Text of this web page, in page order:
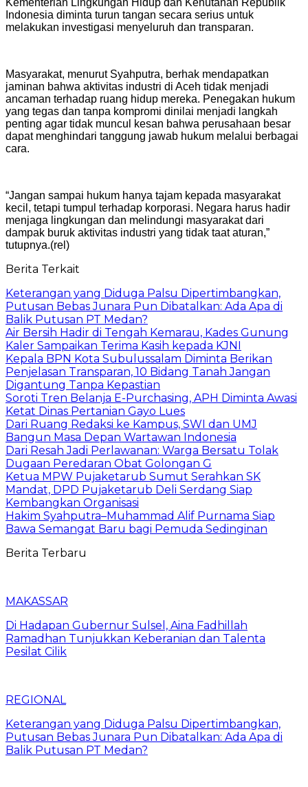
Indonesia diminta turun tangan secara serius untuk
melakukan investigasi menyeluruh dan transparan.
Masyarakat, menurut Syahputra, berhak mendapatkan
jaminan bahwa aktivitas industri di Aceh tidak menjadi
ancaman terhadap ruang hidup mereka. Penegakan hukum
yang tegas dan tanpa kompromi dinilai menjadi langkah
penting agar tidak muncul kesan bahwa perusahaan besar
dapat menghindari tanggung jawab hukum melalui berbagai
cara.
“Jangan sampai hukum hanya tajam kepada masyarakat
kecil, tetapi tumpul terhadap korporasi. Negara harus hadir
menjaga lingkungan dan melindungi masyarakat dari
dampak buruk aktivitas industri yang tidak taat aturan,”
tutupnya.(rel)
Berita Terkait
Keterangan yang Diduga Palsu Dipertimbangkan,
Putusan Bebas Junara Pun Dibatalkan: Ada Apa di
Balik Putusan PT Medan?
Air Bersih Hadir di Tengah Kemarau, Kades Gunung
Kaler Sampaikan Terima Kasih kepada KJNI
Kepala BPN Kota Subulussalam Diminta Berikan
Penjelasan Transparan, 10 Bidang Tanah Jangan
Digantung Tanpa Kepastian
Soroti Tren Belanja E-Purchasing, APH Diminta Awasi
Ketat Dinas Pertanian Gayo Lues
Dari Ruang Redaksi ke Kampus, SWI dan UMJ
Bangun Masa Depan Wartawan Indonesia
Dari Resah Jadi Perlawanan: Warga Bersatu Tolak
Dugaan Peredaran Obat Golongan G
Ketua MPW Pujaketarub Sumut Serahkan SK
Mandat, DPD Pujaketarub Deli Serdang Siap
Kembangkan Organisasi
Hakim Syahputra–Muhammad Alif Purnama Siap
Bawa Semangat Baru bagi Pemuda Sedinginan
Berita Terbaru
MAKASSAR
Di Hadapan Gubernur Sulsel, Aina Fadhillah
Ramadhan Tunjukkan Keberanian dan Talenta
Pesilat Cilik
REGIONAL
Keterangan yang Diduga Palsu Dipertimbangkan,
Putusan Bebas Junara Pun Dibatalkan: Ada Apa di
Balik Putusan PT Medan?